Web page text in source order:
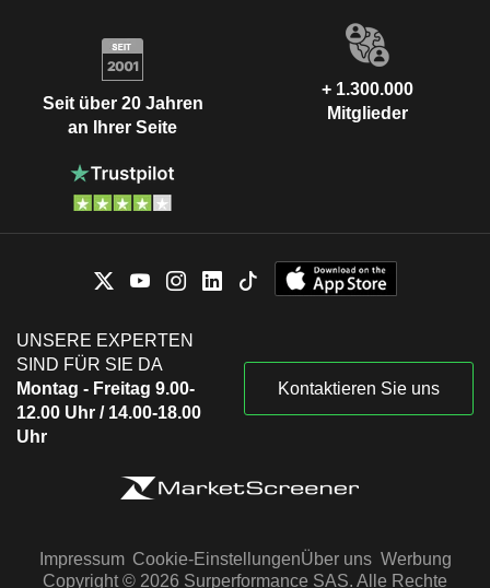
Seit über 20 Jahren
an Ihrer Seite
+ 1.300.000
Mitglieder
UNSERE EXPERTEN
SIND FÜR SIE DA
Montag - Freitag 9.00-
12.00 Uhr / 14.00-18.00
Uhr
Kontaktieren Sie uns
Impressum Cookie-EinstellungenÜber uns Werbung
Copyright © 2026 Surperformance SAS. Alle Rechte